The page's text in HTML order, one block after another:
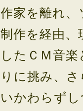
作家を離れ、
制作を経由、
したＣＭ音
りに挑み、
いかわらず